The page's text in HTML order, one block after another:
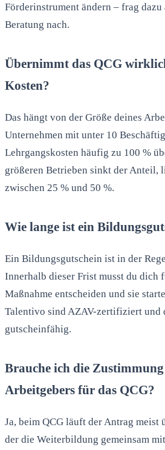
Förderinstrument ändern – frag dazu
Beratung nach.
Übernimmt das QCG
Kosten?
Das hängt von der Größe deines
Unternehmen mit unter 10
Lehrgangskosten häufig zu 100 %
größeren Betrieben sinkt der Anteil,
zwischen 25 % und 50 %.
Wie lange ist ein
Ein Bildungsgutschein ist in der
Innerhalb dieser Frist musst du dich
Maßnahme entscheiden und sie
Talentivo sind AZAV-zertifiziert und
gutscheinfähig.
Brauche ich die Zustimmung
Arbeitgebers für das QCG?
Ja, beim QCG läuft der Antrag meist
der die Weiterbildung gemeinsam